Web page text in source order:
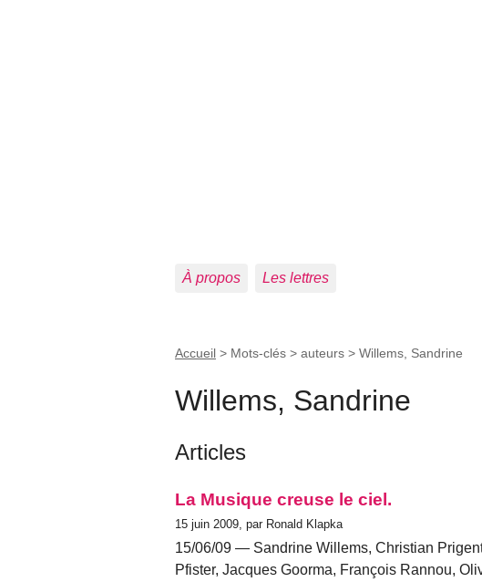
À propos Les lettres
Accueil > Mots-clés > auteurs > Willems, Sandrine
Willems, Sandrine
Articles
La Musique creuse le ciel.
15 juin 2009, par Ronald Klapka
15/06/09 — Sandrine Willems, Christian
Pfister, Jacques Goorma, François Rannou,